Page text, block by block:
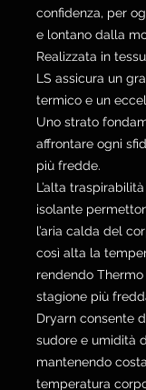
confidenza, per
e lontano dalla
Realizzata in
LS assicura un
termico e un
Uno strato
affrontare ogni
più fredde.
L’alta
isolante
l’aria calda del
così alta la
rendendo
stagione più
Dryarn consente
sudore e umidità
mantenendo
temperatura